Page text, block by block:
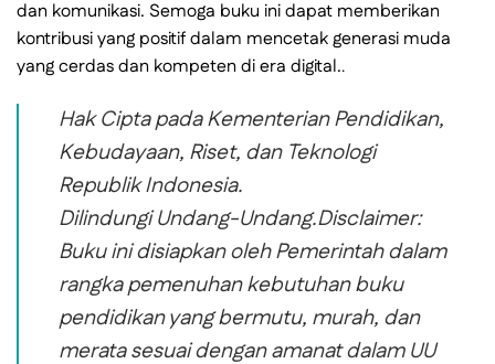
dan komunikasi. Semoga buku ini dapat memberikan
kontribusi yang positif dalam mencetak generasi muda
yang cerdas dan kompeten di era digital..
Hak Cipta pada Kementerian Pendidikan,
Kebudayaan, Riset, dan Teknologi
Republik Indonesia.
Dilindungi Undang-Undang.Disclaimer:
Buku ini disiapkan oleh Pemerintah dalam
rangka pemenuhan kebutuhan buku
pendidikan yang bermutu, murah, dan
merata sesuai dengan amanat dalam UU